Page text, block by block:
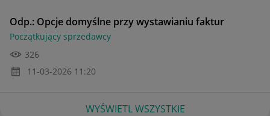
Odp.: Opcje domyślne przy wystawianiu faktur
Początkujący sprzedawcy
326
‎11-03-2026 11:20
WYŚWIETL WSZYSTKIE